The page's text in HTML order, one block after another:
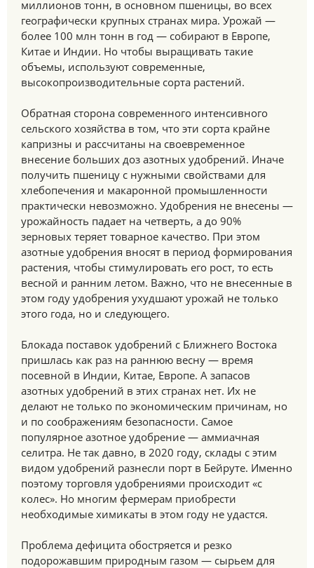
миллионов тонн, в основном пшеницы, во всех
географически крупных странах мира. Урожай —
более 100 млн тонн в год — собирают в Европе,
Китае и Индии. Но чтобы выращивать такие
объемы, используют современные,
высокопроизводительные сорта растений.
Обратная сторона современного интенсивного
сельского хозяйства в том, что эти сорта крайне
капризны и рассчитаны на своевременное
внесение больших доз азотных удобрений. Иначе
получить пшеницу с нужными свойствами для
хлебопечения и макаронной промышленности
практически невозможно. Удобрения не внесены —
урожайность падает на четверть, а до 90%
зерновых теряет товарное качество. При этом
азотные удобрения вносят в период формирования
растения, чтобы стимулировать его рост, то есть
весной и ранним летом. Важно, что не внесенные в
этом году удобрения ухудшают урожай не только
этого года, но и следующего.
Блокада поставок удобрений с Ближнего Востока
пришлась как раз на раннюю весну — время
посевной в Индии, Китае, Европе. А запасов
азотных удобрений в этих странах нет. Их не
делают не только по экономическим причинам, но
и по соображениям безопасности. Самое
популярное азотное удобрение — аммиачная
селитра. Не так давно, в 2020 году, склады с этим
видом удобрений разнесли порт в Бейруте. Именно
поэтому торговля удобрениями происходит «с
колес». Но многим фермерам приобрести
необходимые химикаты в этом году не удастся.
Проблема дефицита обостряется и резко
подорожавшим природным газом — сырьем для